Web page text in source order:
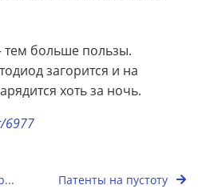
больше пользы.
загорится и на
хоть за ночь.
6977
Патенты на пустоту